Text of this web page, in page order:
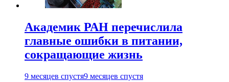
Академик РАН перечислила
главные ошибки в питании,
сокращающие жизнь
9 месяцев спустя9 месяцев спустя